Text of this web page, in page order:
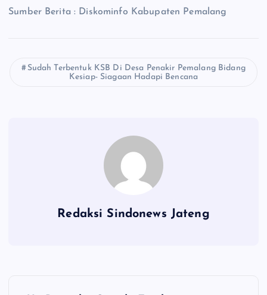
Sumber Berita : Diskominfo Kabupaten Pemalang
Sudah Terbentuk KSB Di Desa Penakir Pemalang Bidang
Kesiap- Siagaan Hadapi Bencana
Redaksi Sindonews Jateng
N